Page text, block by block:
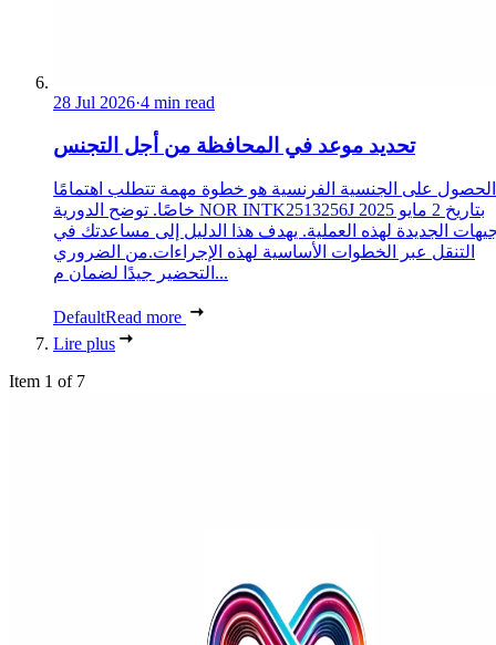
28 Jul 2026·4 min read
تحديد موعد في المحافظة من أجل التجنس
الحصول على الجنسية الفرنسية هو خطوة مهمة تتطلب اهتمامًا
خاصًا. توضح الدورية NOR INTK2513256J بتاريخ 2 مايو 2025
الجديدة لهذه العملية. يهدف هذا الدليل إلى مساعدتك في
التنقل عبر الخطوات الأساسية لهذه الإجراءات.من الضروري
التحضير جيدًا لضمان م...
DefaultRead more
Lire plus
Item 1 of 7